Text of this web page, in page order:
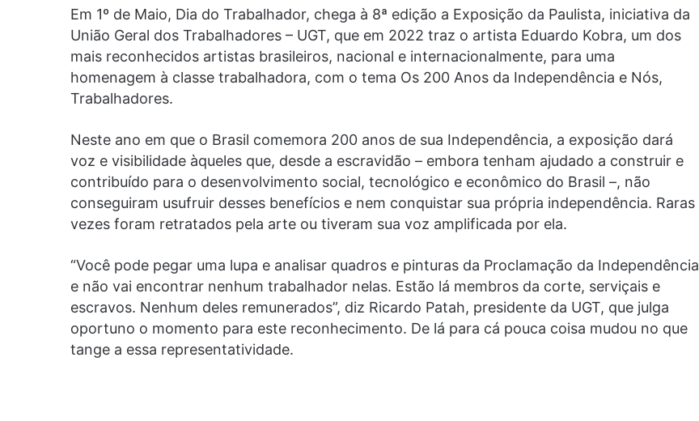
Em 1º de Maio, Dia do Trabalhador, chega à 8ª edição a Exposição da Paulista, iniciativa da
União Geral dos Trabalhadores – UGT, que em 2022 traz o artista Eduardo Kobra, um dos
mais reconhecidos artistas brasileiros, nacional e internacionalmente, para uma
homenagem à classe trabalhadora, com o tema Os 200 Anos da Independência e Nós,
Trabalhadores.
Neste ano em que o Brasil comemora 200 anos de sua Independência, a exposição dará
voz e visibilidade àqueles que, desde a escravidão – embora tenham ajudado a construir e
contribuído para o desenvolvimento social, tecnológico e econômico do Brasil –, não
conseguiram usufruir desses benefícios e nem conquistar sua própria independência. Raras
vezes foram retratados pela arte ou tiveram sua voz amplificada por ela.
“Você pode pegar uma lupa e analisar quadros e pinturas da Proclamação da Independência
e não vai encontrar nenhum trabalhador nelas. Estão lá membros da corte, serviçais e
escravos. Nenhum deles remunerados”, diz Ricardo Patah, presidente da UGT, que julga
oportuno o momento para este reconhecimento. De lá para cá pouca coisa mudou no que
tange a essa representatividade.